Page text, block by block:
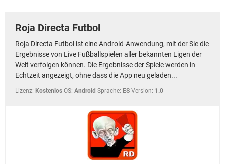
Roja Directa Futbol
Roja Directa Futbol ist eine Android-Anwendung, mit der Sie die
Ergebnisse von Live Fußballspielen aller bekannten Ligen der
Welt verfolgen können. Die Ergebnisse der Spiele werden in
Echtzeit angezeigt, ohne dass die App neu geladen...
Lizenz: Kostenlos OS: Android Sprache: ES Version: 1.0